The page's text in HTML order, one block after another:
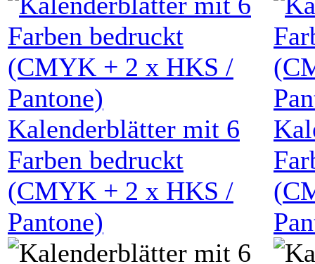
Kalenderblätter mit 6
Farben bedruckt
(CMYK + 2 x HKS /
Pantone)
(